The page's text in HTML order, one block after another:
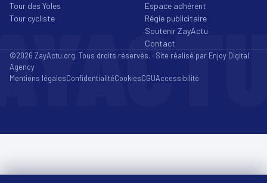
Tour des Yoles
Tour cycliste
Espace adhérent
Régie publicitaire
Soutenir ZayActu
Contact
©2026 ZayActu.org. Tous droits réservés. · Site réalisé par Enjoy Digital
Agency
Mentions légalesConfidentialitéCookiesCGUAccessibilité